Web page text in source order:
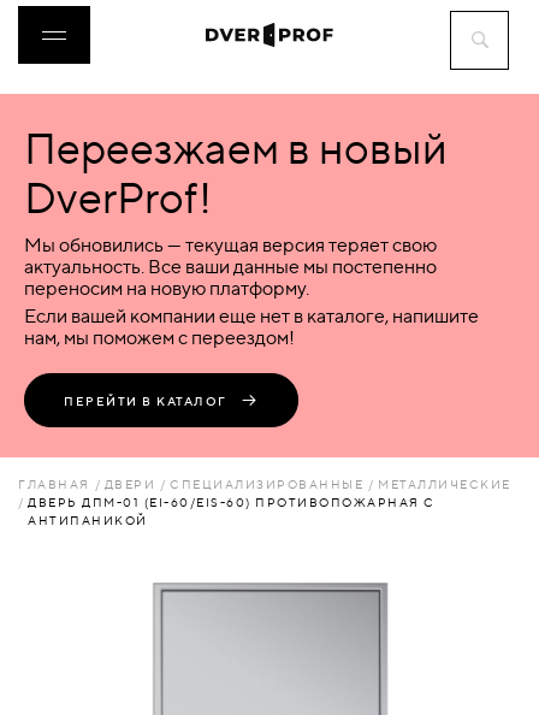
ДВЕРИ
ФУРНИТУРА
ВОРОТА
ПЕРЕГОРОДКИ
АКСЕССУАРЫ
Переезжаем в новый
DverProf!
Мы обновились — текущая версия теряет свою
актуальность. Все ваши данные мы постепенно
переносим на новую платформу.
Если вашей компании еще нет в каталоге, напишите
нам, мы поможем с переездом!
ПЕРЕЙТИ В КАТАЛОГ
ГЛАВНАЯ ДВЕРИ СПЕЦИАЛИЗИРОВАННЫЕ
МЕТАЛЛИЧЕСКИЕ
ДВЕРЬ ДПМ-01 (EI-60/EIS-60) ПРОТИВОПОЖАРНАЯ С
АНТИПАНИКОЙ